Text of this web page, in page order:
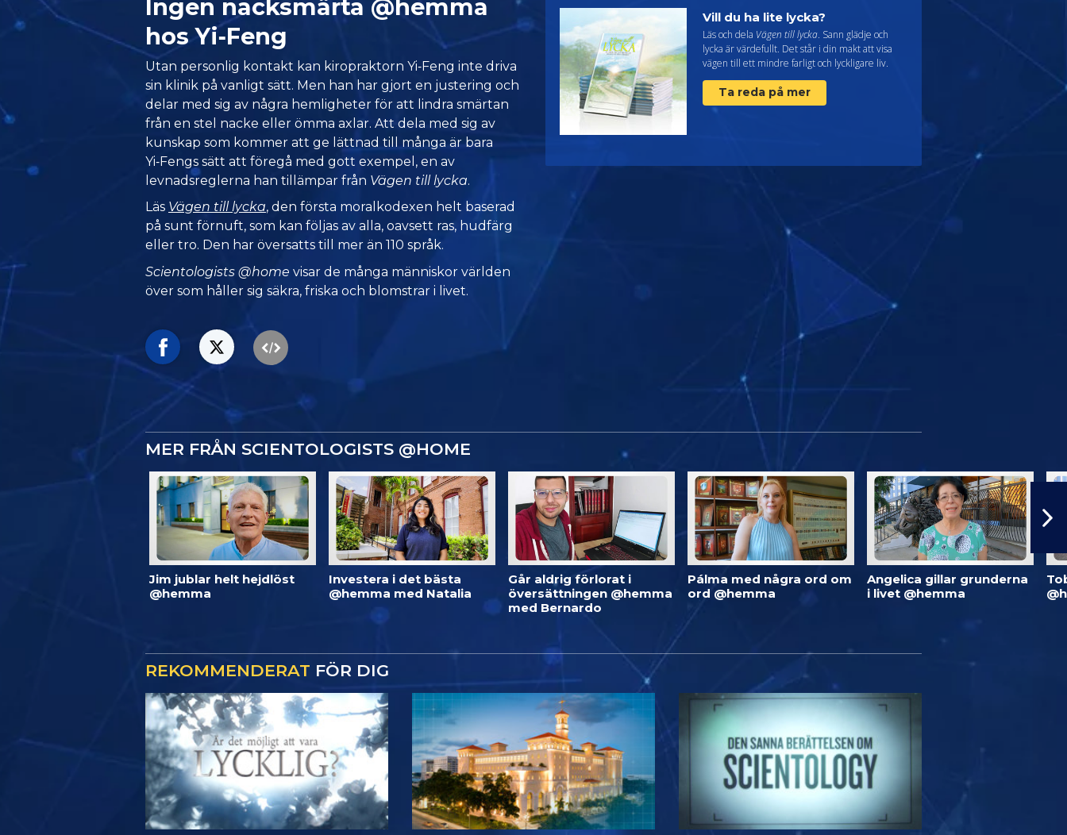
Ingen nacksmärta @hemma
hos Yi‑Feng
Utan personlig kontakt kan kiropraktorn Yi‑Feng inte driva
sin klinik på vanligt sätt. Men han har gjort en justering och
delar med sig av några hemligheter för att lindra smärtan
från en stel nacke eller ömma axlar. Att dela med sig av
kunskap som kommer att ge lättnad till många är bara
Yi‑Fengs sätt att föregå med gott exempel, en av
levnadsreglerna han tillämpar från Vägen till lycka.
Läs Vägen till lycka, den första moralkodexen helt baserad
på sunt förnuft, som kan följas av alla, oavsett ras, hudfärg
eller tro. Den har översatts till mer än 110 språk.
Scientologists @home visar de många människor världen
över som håller sig säkra, friska och blomstrar i livet.
Vill du ha lite lycka?
Läs och dela Vägen till lycka. Sann glädje och
lycka är värdefullt. Det står i din makt att visa
vägen till ett mindre farligt och lyckligare liv.
Ta reda på mer
MER FRÅN SCIENTOLOGISTS @HOME
Jim jublar helt hejdlöst
@hemma
Investera i det bästa
@hemma med Natalia
Går aldrig förlorat i
översättningen @hemma
med Bernardo
Pálma med några ord om
ord @hemma
Angelica gillar grunderna
i livet @hemma
REKOMMENDERAT FÖR DIG